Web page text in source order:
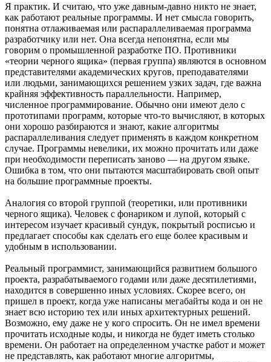
Я практик. И считаю, что уже давным-давно никто не знает,
как работают реальные программы. И нет смысла говорить,
понятна отлаживаемая или распараллеливаемая программа
разработчику или нет. Она всегда непонятна, если мы
говорим о промышленной разработке ПО. Противники
«теории черного ящика» (первая группа) являются в основном
представителями академических кругов, преподавателями
или людьми, занимающихся решением узких задач, где важна
крайняя эффективность параллельности. Например,
численное программирование. Обычно они имеют дело с
прототипами программ, которые что-то вычисляют, в которых
они хорошо разбираются и знают, какие алгоритмы
распараллеливания следует применять в каждом конкретном
случае. Программы невелики, их можно прочитать или даже
при необходимости переписать заново — на другом языке.
Ошибка в том, что они пытаются масштабировать свой опыт
на большие программные проекты.
Аналогия со второй группой (теоретики, или противники
черного ящика). Человек с фонариком и лупой, который с
интересом изучает красивый сундук, покрытый росписью и
предлагает способы как сделать его еще более красивым и
удобным в использовании.
Реальный программист, занимающийся развитием большого
проекта, разрабатываемого годами или даже десятилетиями,
находится в совершенно иных условиях. Скорее всего, он
пришел в проект, когда уже написаны мегабайты кода и он не
знает всю историю тех или иных архитектурных решений.
Возможно, ему даже не у кого спросить. Он не имел времени
прочитать исходные коды, и никогда не будет иметь столько
времени. Он работает на определенном участке работ и может
не представлять, как работают многие алгоритмы,